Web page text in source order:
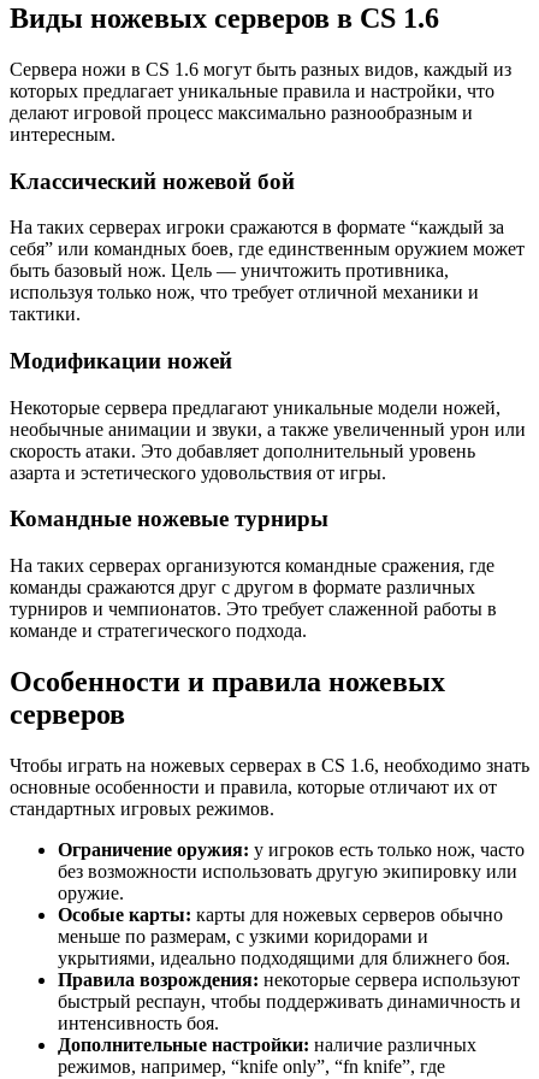
Виды ножевых серверов в CS 1.6
Сервера ножи в CS 1.6 могут быть разных видов, каждый из
которых предлагает уникальные правила и настройки, что
делают игровой процесс максимально разнообразным и
интересным.
Классический ножевой бой
На таких серверах игроки сражаются в формате “каждый за
себя” или командных боев, где единственным оружием может
быть базовый нож. Цель — уничтожить противника,
используя только нож, что требует отличной механики и
тактики.
Модификации ножей
Некоторые сервера предлагают уникальные модели ножей,
необычные анимации и звуки, а также увеличенный урон или
скорость атаки. Это добавляет дополнительный уровень
азарта и эстетического удовольствия от игры.
Командные ножевые турниры
На таких серверах организуются командные сражения, где
команды сражаются друг с другом в формате различных
турниров и чемпионатов. Это требует слаженной работы в
команде и стратегического подхода.
Особенности и правила ножевых
серверов
Чтобы играть на ножевых серверах в CS 1.6, необходимо знать
основные особенности и правила, которые отличают их от
стандартных игровых режимов.
Ограничение оружия: у игроков есть только нож, часто
без возможности использовать другую экипировку или
оружие.
Особые карты: карты для ножевых серверов обычно
меньше по размерам, с узкими коридорами и
укрытиями, идеально подходящими для ближнего боя.
Правила возрождения: некоторые сервера используют
быстрый респаун, чтобы поддерживать динамичность и
интенсивность боя.
Дополнительные настройки: наличие различных
режимов, например, “knife only”, “fn knife”, где